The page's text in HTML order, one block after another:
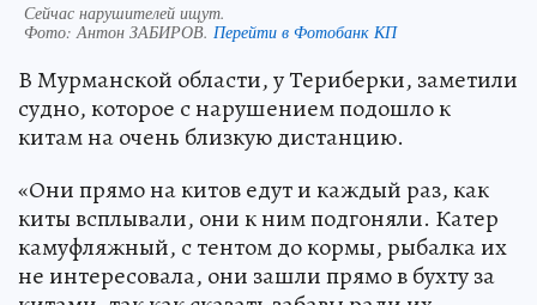
Сейчас нарушителей ищут.
Фото:Антон ЗАБИРОВ. Перейти в Фотобанк КП
В Мурманской области, у Териберки, заметили
судно, которое с нарушением подошло к
китам на очень близкую дистанцию.
«Они прямо на китов едут и каждый раз, как
киты всплывали, они к ним подгоняли. Катер
камуфляжный, с тентом до кормы, рыбалка их
не интересовала, они зашли прямо в бухту за